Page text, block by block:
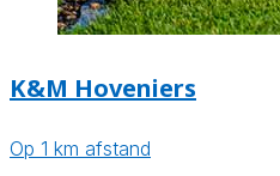
K&M Hoveniers
Op 1 km afstand